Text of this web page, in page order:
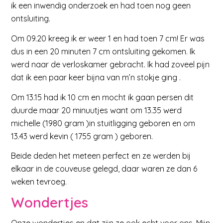
ik een inwendig onderzoek en had toen nog geen
ontsluiting.
Om 09.20 kreeg ik er weer 1 en had toen 7 cm! Er was
dus in een 20 minuten 7 cm ontsluiting gekomen. Ik
werd naar de verloskamer gebracht. Ik had zoveel pijn
dat ik een paar keer bijna van m’n stokje ging .
Om 13.15 had ik 10 cm en mocht ik gaan persen dit
duurde maar 20 minuutjes want om 13.35 werd
michelle (1980 gram )in stuitligging geboren en om
13.43 werd kevin ( 1755 gram ) geboren.
Beide deden het meteen perfect en ze werden bij
elkaar in de couveuse gelegd, daar waren ze dan 6
weken tevroeg.
Wondertjes